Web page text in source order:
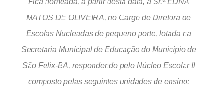
Fica nomeada, a partir desta data, a Sr.ª EDNA
MATOS DE OLIVEIRA, no Cargo de Diretora de
Escolas Nucleadas de pequeno porte, lotada na
Secretaria Municipal de Educação do Município de
São Félix-BA, respondendo pelo Núcleo Escolar Il
composto pelas seguintes unidades de ensino: